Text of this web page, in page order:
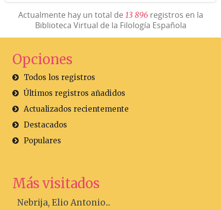
Actualmente hay un total de 13 896registros en la
Biblioteca Virtual de la Filología Española
Opciones
Todos los registros
Últimos registros añadidos
Actualizados recientemente
Destacados
Populares
Más visitados
Nebrija, Elio Antonio...